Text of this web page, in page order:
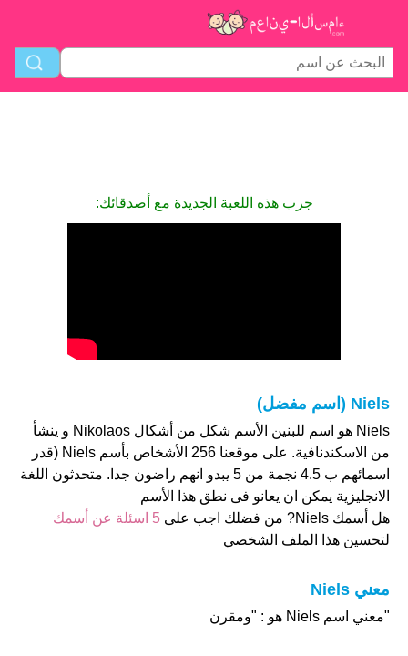
جرب هذه اللعبة الجديدة مع أصدقائك:
Niels (اسم مفضل)
Niels هو اسم للبنين الأسم شكل من أشكال Nikolaos و ينشأ
من الاسكندنافية. على موقعنا 256 الأشخاص بأسم Niels (قدر
اسمائهم ب 4.5 نجمة من 5 يبدو انهم راضون جدا. متحدثون اللغة
الانجليزية يمكن ان يعانو فى نطق هذا الأسم
هل أسمك Niels? من فضلك اجب على
5 اسئلة عن أسمك
لتحسين هذا الملف الشخصي
معني Niels
"معني اسم Niels هو : "ومقرن